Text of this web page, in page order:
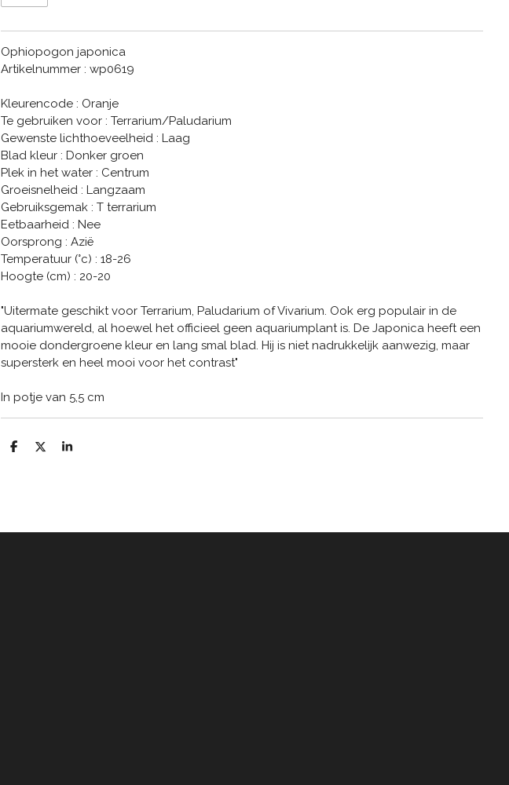
Ophiopogon japonica
Artikelnummer : wp0619
Kleurencode : Oranje
Te gebruiken voor : Terrarium/Paludarium
Gewenste lichthoeveelheid : Laag
Blad kleur : Donker groen
Plek in het water : Centrum
Groeisnelheid : Langzaam
Gebruiksgemak : T terrarium
Eetbaarheid : Nee
Oorsprong : Azië
Temperatuur (°c) : 18-26
Hoogte (cm) : 20-20
"Uitermate geschikt voor Terrarium, Paludarium of Vivarium. Ook erg populair in de
aquariumwereld, al hoewel het officieel geen aquariumplant is. De Japonica heeft een
mooie dondergroene kleur en lang smal blad. Hij is niet nadrukkelijk aanwezig, maar
supersterk en heel mooi voor het contrast"
In potje van 5,5 cm
D
D
S